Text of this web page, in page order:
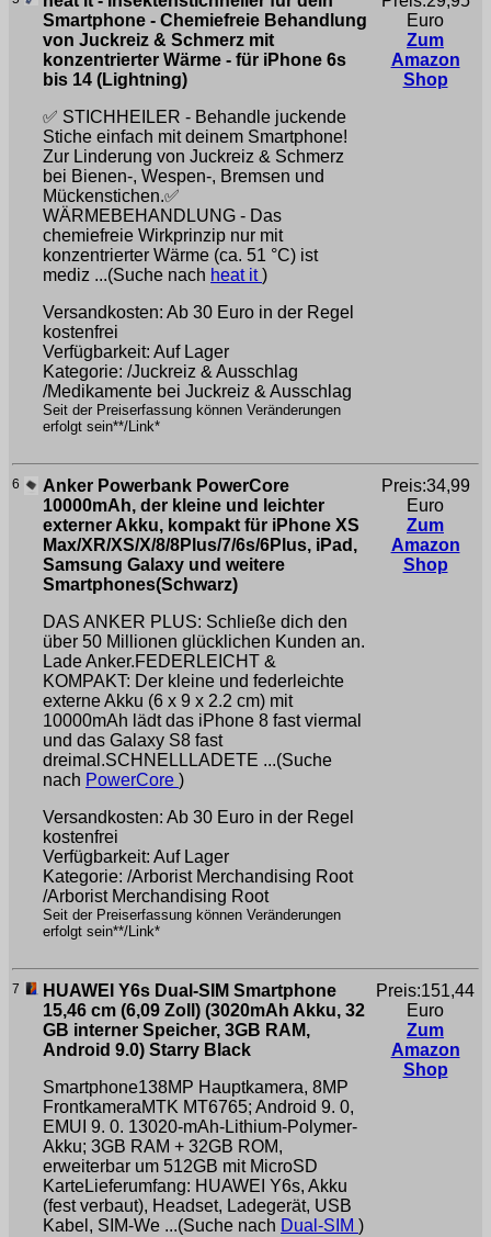
Smartphone - Chemiefreie Behandlung
von Juckreiz & Schmerz mit
konzentrierter Wärme - für iPhone 6s
bis 14 (Lightning)
✅ STICHHEILER - Behandle juckende
Stiche einfach mit deinem Smartphone!
Zur Linderung von Juckreiz & Schmerz
bei Bienen-, Wespen-, Bremsen und
Mückenstichen.✅
WÄRMEBEHANDLUNG - Das
chemiefreie Wirkprinzip nur mit
konzentrierter Wärme (ca. 51 °C) ist
mediz ...(Suche nach heat it)
Versandkosten: Ab 30 Euro in der Regel
kostenfrei
Verfügbarkeit: Auf Lager
Kategorie: /Juckreiz & Ausschlag
/Medikamente bei Juckreiz & Ausschlag
Seit der Preiserfassung können Veränderungen
erfolgt sein**/Link*
Euro
Zum
Amazon
Shop
6
Anker Powerbank PowerCore
10000mAh, der kleine und leichter
externer Akku, kompakt für iPhone XS
Max/XR/XS/X/8/8Plus/7/6s/6Plus, iPad,
Samsung Galaxy und weitere
Smartphones(Schwarz)
DAS ANKER PLUS: Schließe dich den
über 50 Millionen glücklichen Kunden an.
Lade Anker.FEDERLEICHT &
KOMPAKT: Der kleine und federleichte
externe Akku (6 x 9 x 2.2 cm) mit
10000mAh lädt das iPhone 8 fast viermal
und das Galaxy S8 fast
dreimal.SCHNELLLADETE ...(Suche
nach PowerCore )
Versandkosten: Ab 30 Euro in der Regel
kostenfrei
Verfügbarkeit: Auf Lager
Kategorie: /Arborist Merchandising Root
/Arborist Merchandising Root
Seit der Preiserfassung können Veränderungen
erfolgt sein**/Link*
Preis:34,99
Euro
Zum
Amazon
Shop
7
HUAWEI Y6s Dual-SIM Smartphone
15,46 cm (6,09 Zoll) (3020mAh Akku, 32
GB interner Speicher, 3GB RAM,
Android 9.0) Starry Black
Smartphone138MP Hauptkamera, 8MP
FrontkameraMTK MT6765; Android 9. 0,
EMUI 9. 0. 13020-mAh-Lithium-Polymer-
Akku; 3GB RAM + 32GB ROM,
erweiterbar um 512GB mit MicroSD
KarteLieferumfang: HUAWEI Y6s, Akku
(fest verbaut), Headset, Ladegerät, USB
Kabel, SIM-We ...(Suche nach Dual-SIM )
Preis:151,44
Euro
Zum
Amazon
Shop